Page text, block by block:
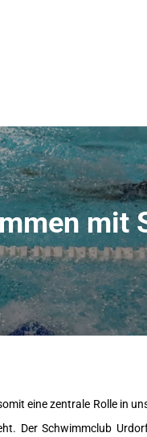
mit
eine zentrale Rolle in
Der Schwimmclub